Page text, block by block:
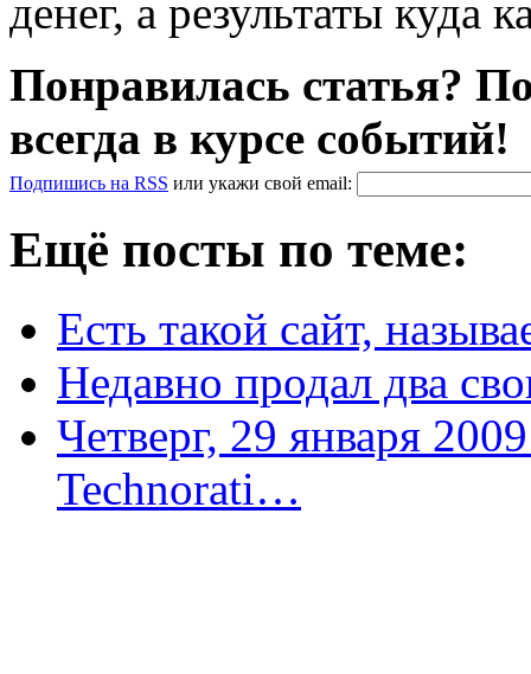
денег, а результаты куда
Понравилась статья?
всегда в курсе событий!
Подпишись на RSS или укажи свой email:
Ещё посты по теме:
Есть такой сайт,
Недавно продал два
Четверг, 29 января
Technorati…